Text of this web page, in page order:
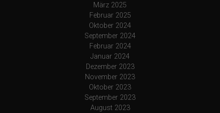
März 2025
Februar 2025
Oktober 2024
September 2024
Februar 2024
Januar 2024
Dezember 2023
November 2023
Oktober 2023
September 2023
August 2023